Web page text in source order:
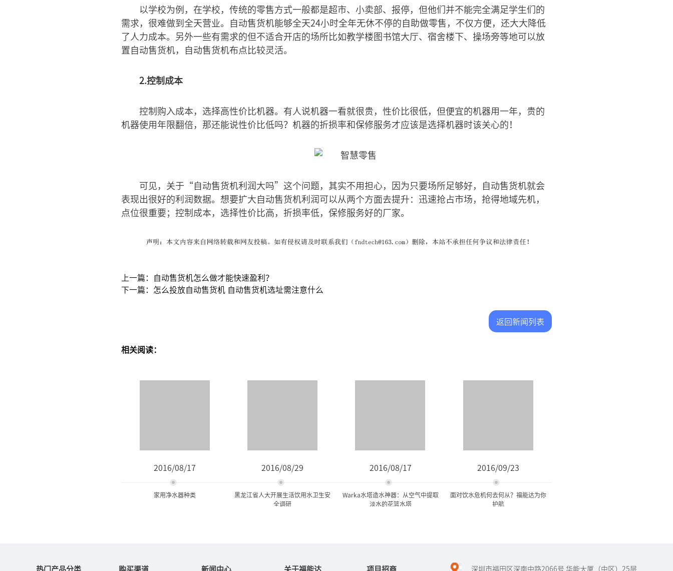
以学校为例，在学校，传统的零售方式一般都是超市、小卖部、报停，但他们并不能完全满足学生们的
需求，很难做到全天营业。自动售货机能够全天24小时全年无休不停的自助做零售，不仅方便，还大大降低
了人力成本。另外一些有需求的但不适合开店的场所比如教学楼图书馆大厅、宿舍楼下、操场旁等地可以放
置自动售货机，自动售货机布点比较灵活。
2.控制成本
控制购入成本，选择高性价比机器。有人说机器一看就很贵，性价比很低，但便宜的机器用一年，贵的
机器使用年限翻倍，那还能说性价比低吗？机器的折损率和保修服务才应该是选择机器时该关心的！
可见，关于“自动售货机利润大吗”这个问题，其实不用担心，因为只要场所足够好，自动售货机就会
表现出很好的利润数据。想要扩大自动售货机利润可以从两个方面去提升：迅速抢占市场，抢得地域先机，
点位很重要；控制成本，选择性价比高，折损率低，保修服务好的厂家。
上一篇：自动售货机怎么做才能快速盈利？
下一篇：怎么投放自动售货机 自动售货机选址需注意什么
返回新闻列表
相关阅读：
2016/08/17
家用净水器种类
2016/08/29
黑龙江省人大开展生活饮用水卫生安
全调研
2016/08/17
Warka水塔造水神器：从空气中提取
淡水的花篮水塔
2016/09/23
面对饮水危机何去何从？福能达为你
护航
深圳市福田区深南中路2066号 华能大厦（中区）25层